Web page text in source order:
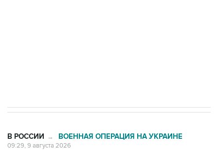
В РОССИИ → ВОЕННАЯ ОПЕРАЦИЯ НА УКРАИНЕ
09:29, 9 августа 2026